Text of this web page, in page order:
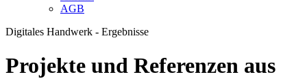
AGB
Digitales Handwerk - Ergebnisse
Projekte und Referenzen aus